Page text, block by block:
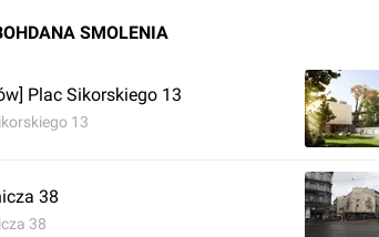
SMOLENIA
Plac Sikorskiego 13
13
38
38